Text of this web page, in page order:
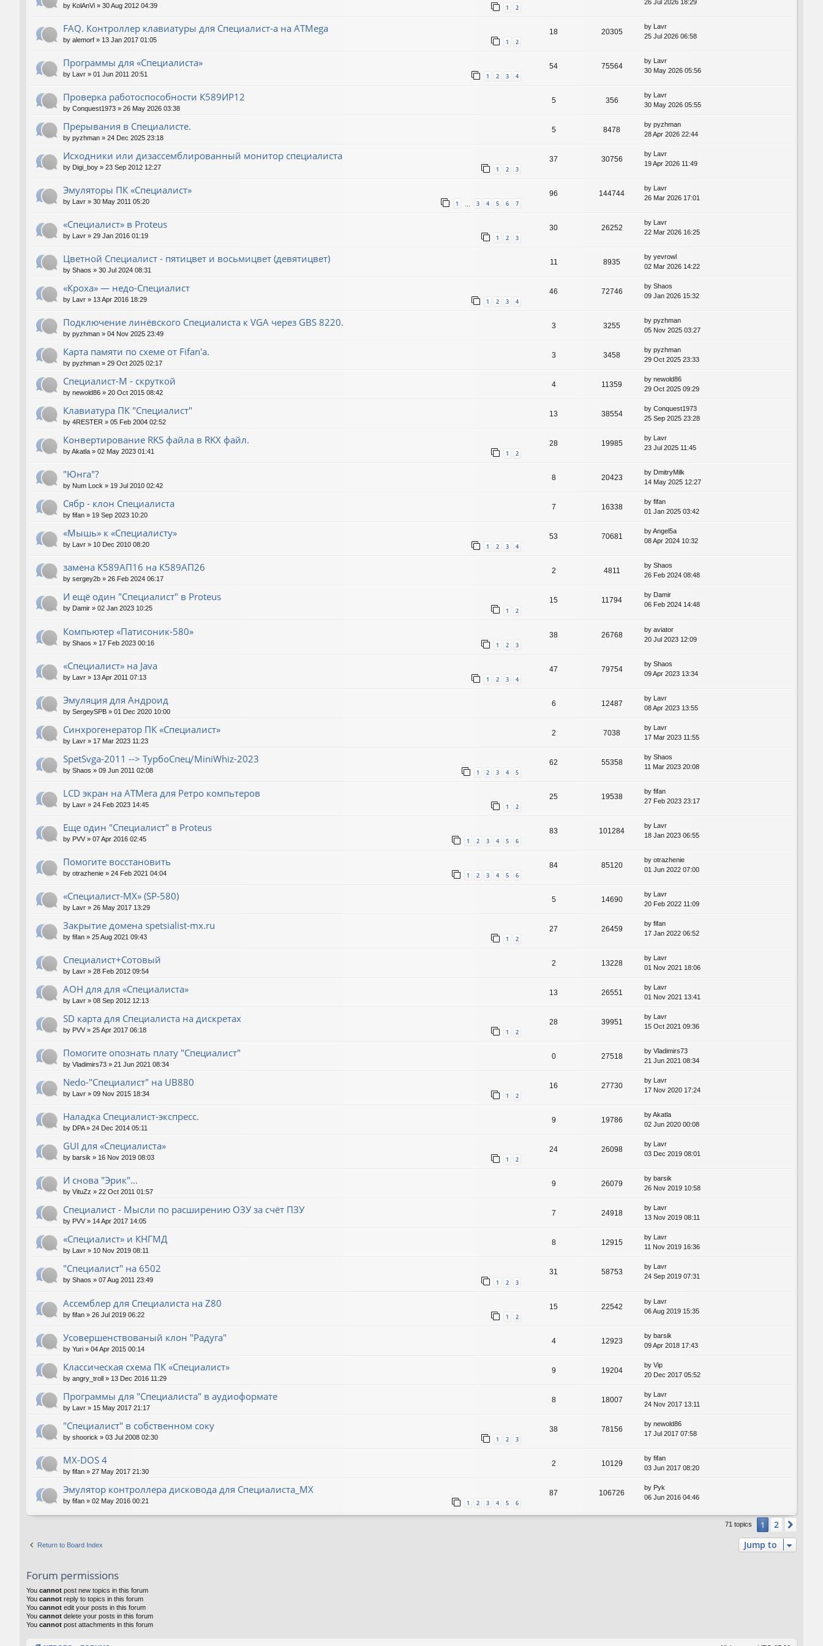
by KolAnVi » 30 Aug 2012 04:39 1 2
26 Jul 2026 18:29
FAQ. Контроллер клавиатуры для Специалист-а на ATMega
by alemorf » 13 Jan 2017 01:05 1 2
18 20305
by Lavr
25 Jul 2026 06:58
Программы для «Специалиста»
by Lavr » 01 Jun 2011 20:51 1 2 3 4
54 75564
by Lavr
30 May 2026 05:56
Проверка работоспособности К589ИР12
by Conquest1973 » 26 May 2026 03:38
5 356
by Lavr
30 May 2026 05:55
Прерывания в Специалисте.
by pyzhman » 24 Dec 2025 23:18
5 8478
by pyzhman
28 Apr 2026 22:44
Исходники или дизассемблированный монитор специалиста
by Digi_boy » 23 Sep 2012 12:27 1 2 3
37 30756
by Lavr
19 Apr 2026 11:49
Эмуляторы ПК «Специалист»
by Lavr » 30 May 2011 05:20 1 … 3 4 5 6 7
96 144744
by Lavr
26 Mar 2026 17:01
«Специалист» в Proteus
by Lavr » 29 Jan 2016 01:19 1 2 3
30 26252
by Lavr
22 Mar 2026 16:25
Цветной Специалист - пятицвет и восьмицвет (девятицвет)
by Shaos » 30 Jul 2024 08:31
11 8935
by yevrowl
02 Mar 2026 14:22
«Кроха» — недо-Специалист
by Lavr » 13 Apr 2016 18:29 1 2 3 4
46 72746
by Shaos
09 Jan 2026 15:32
Подключение линёвского Специалиста к VGA через GBS 8220.
by pyzhman » 04 Nov 2025 23:49
3 3255
by pyzhman
05 Nov 2025 03:27
Карта памяти по схеме от Fifan'a.
by pyzhman » 29 Oct 2025 02:17
3 3458
by pyzhman
29 Oct 2025 23:33
Специалист-М - скруткой
by newold86 » 20 Oct 2015 08:42
4 11359
by newold86
29 Oct 2025 09:29
Клавиатура ПК "Специалист"
by 4RESTER » 05 Feb 2004 02:52
13 38554
by Conquest1973
25 Sep 2025 23:28
Конвертирование RKS файла в RKX файл.
byAkatla » 02 May 2023 01:41 1 2
28 19985
by
Lavr
23 Jul 2025 11:45
"Юнга"?
by Num Lock » 19 Jul 2010 02:42
8 20423
by DmitryMilk
14 May 2025 12:27
Сябр - клон Специалиста
by fifan » 19 Sep 2023 10:20
7 16338
by fifan
01 Jan 2025 03:42
«Мышь» к «Специалисту»
by Lavr » 10 Dec 2010 08:20 1 2 3 4
53 70681
byAngel5a
08 Apr 2024 10:32
замена К589АП16 на К589АП26
by sergey2b » 26 Feb 2024 06:17
2 4811
by Shaos
26 Feb 2024 08:48
И ещё один "Специалист" в Proteus
by Damir » 02 Jan 2023 10:25 1 2
15 11794
by Damir
06 Feb 2024 14:48
Компьютер «Патисоник-580»
by Shaos » 17 Feb 2023 00:16 1 2 3
38 26768
by aviator
20 Jul 2023 12:09
«Специалист» на Java
by Lavr » 13 Apr 2011 07:13 1 2 3 4
47 79754
by Shaos
09 Apr 2023 13:34
Эмуляция для Андроид
by SergeySPB » 01 Dec 2020 10:00
6 12487
by Lavr
08 Apr 2023 13:55
Синхрогенератор ПК «Специалист»
by Lavr » 17 Mar 2023 11:23
2 7038
by Lavr
17 Mar 2023 11:55
SpetSvga-2011 --> ТурбоСпец/MiniWhiz-2023
by Shaos » 09 Jun 2011 02:08 1 2 3 4 5
62 55358
by Shaos
11 Mar 2023 20:08
LCD экран на АТМега для Ретро компьтеров
by Lavr » 24 Feb 2023 14:45 1 2
25 19538
by fifan
27 Feb 2023 23:17
Еще один "Специалист" в Proteus
by PVV » 07 Apr 2016 02:45 1 2 3 4 5 6
83 101284
by Lavr
18 Jan 2023 06:55
Помогите восстановить
by otrazhenie » 24 Feb 2021 04:04 1 2 3 4 5 6
84 85120
by otrazhenie
01 Jun 2022 07:00
«Специалист-МХ» (SP-580)
by Lavr » 26 May 2017 13:29
5 14690
by Lavr
20 Feb 2022 11:09
Закрытие домена spetsialist-mx.ru
by fifan » 25 Aug 2021 09:43 1 2
27 26459
by fifan
17 Jan 2022 06:52
Специалист+Сотовый
by Lavr » 28 Feb 2012 09:54
2 13228
by Lavr
01 Nov 2021 18:06
АОН для для «Специалиста»
by Lavr » 08 Sep 2012 12:13
13 26551
by Lavr
01 Nov 2021 13:41
SD карта для Cпециалиста на дискретах
by PVV » 25 Apr 2017 06:18 1 2
28 39951
by Lavr
15 Oct 2021 09:36
Помогите опознать плату "Специалист"
by Vladimirs73 » 21 Jun 2021 08:34
0 27518
by Vladimirs73
21 Jun 2021 08:34
Nedo-"Специалист" на UB880
by Lavr » 09 Nov 2015 18:34 1 2
16 27730
by
Lavr
17 Nov 2020 17:24
Наладка Специалист-экспресс.
by DPA» 24 Dec 2014 05:11
9 19786
byAkatla
02 Jun 2020 00:08
GUI для «Специалиста»
by barsik » 16 Nov 2019 08:03 1 2
24 26098
by
Lavr
03 Dec 2019 08:01
И снова "Эрик"...
by VituZz » 22 Oct 2011 01:57
9 26079
by barsik
26 Nov 2019 10:58
Специалист - Мысли по расширению ОЗУ за счёт ПЗУ
by PVV » 14 Apr 2017 14:05
7 24918
by Lavr
13 Nov 2019 08:11
«Специалист» и КНГМД
by Lavr » 10 Nov 2019 08:11
8 12915
by Lavr
11 Nov 2019 16:36
"Специалист" на 6502
by Shaos » 07 Aug 2011 23:49 1 2 3
31 58753
by Lavr
24 Sep 2019 07:31
Ассемблер для Специалиста на Z80
by fifan » 26 Jul 2019 06:22 1 2
15 22542
by Lavr
06 Aug 2019 15:35
Усовершенствованый клон "Радуга"
by Yuri » 04 Apr 2015 00:14
4 12923
by barsik
09 Apr 2018 17:43
Классическая схема ПК «Специалист»
by angry_troll » 13 Dec 2016 11:29
9 19204
by Vip
20 Dec 2017 05:52
Программы для "Специалиста" в аудиоформате
by Lavr » 15 May 2017 21:17
8 18007
by Lavr
24 Nov 2017 13:11
"Специалист" в собственном соку
by shoorick » 03 Jul 2008 02:30 1 2 3
38 78156
by newold86
17 Jul 2017 07:58
MX-DOS 4
by fifan » 27 May 2017 21:30
2 10129
by fifan
03 Jun 2017 08:20
Эмулятор контроллера дисковода для Специалиста_МХ
by fifan » 02 May 2016 00:21 1 2 3 4 5 6
87 106726
by Pyk
06 Jun 2016 04:46
71 topics 1 2
Return to Board Index Jump to
Forum permissions
You cannot post new topics in this forum
You cannot reply to topics in this forum
You cannot edit your posts in this forum
You cannot delete your posts in this forum
You cannot post attachments in this forum